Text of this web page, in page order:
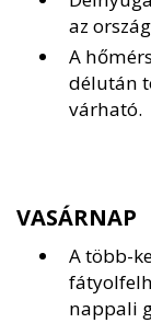
az
A
délután
várható.
VASÁRNAP
A több-
nappali